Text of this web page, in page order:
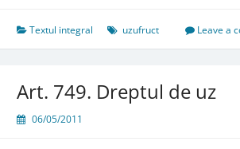
uzufructului
în
pieire
a
Textul integral uzufruct Leave a
Art. 749. Dreptul de uz
06/05/2011